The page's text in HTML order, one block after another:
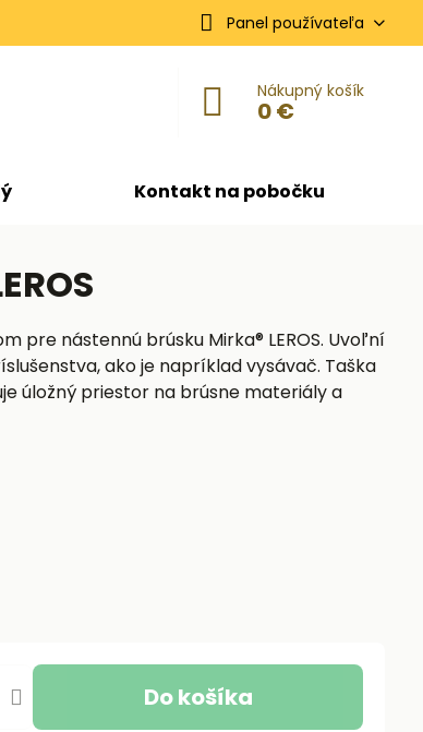
Panel používateľa
Nákupný košík
0 €
Kontakt na pobočku
pre nástennú brúsku Mirka® LEROS. Uvoľní
ako je napríklad vysávač. Taška
úložný priestor na brúsne materiály a
Do košíka